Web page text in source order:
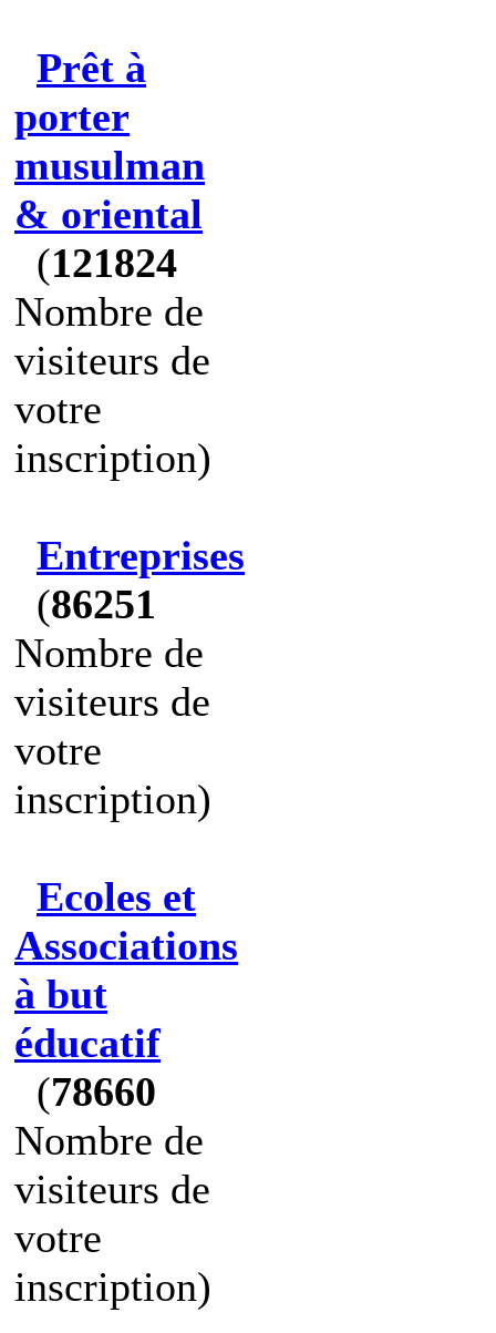
Prêt à
porter
musulman
& oriental
(121824
Nombre de
visiteurs de
votre
inscription)
Entreprises
(86251
Nombre de
visiteurs de
votre
inscription)
Ecoles et
Associations
à but
éducatif
(78660
Nombre de
visiteurs de
votre
inscription)